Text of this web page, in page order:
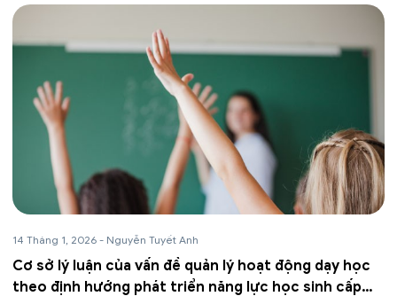
14 Tháng 1, 2026 - Nguyễn Tuyết Anh
Cơ sở lý luận của vấn đề quản lý hoạt động dạy học
theo định hướng phát triển năng lực học sinh cấp